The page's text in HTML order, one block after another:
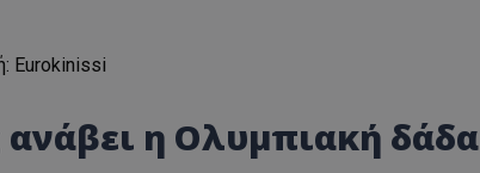
Eurokinissi
η Ολυμπιακή δάδα